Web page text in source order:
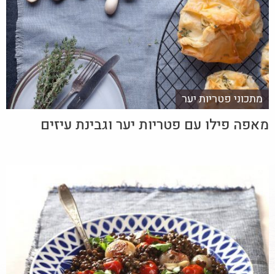
מתכוני פטריות יער
מאפה פילו עם פטריות יער וגבינת עיזים